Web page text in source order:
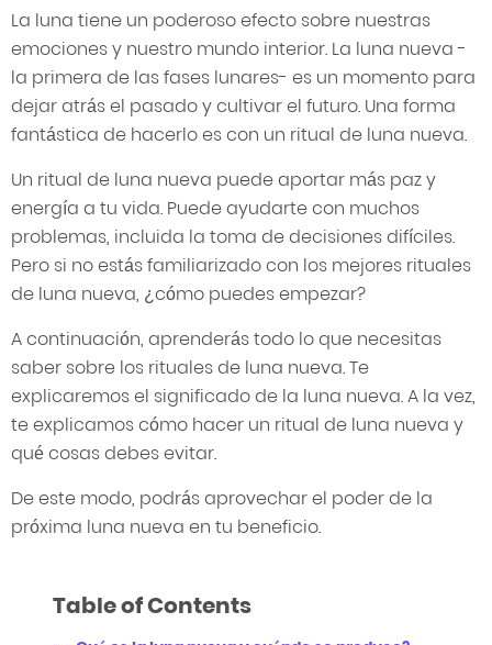
La luna tiene un poderoso efecto sobre nuestras
emociones y nuestro mundo interior. La luna nueva -
la primera de las fases lunares- es un momento para
dejar atrás el pasado y cultivar el futuro. Una forma
fantástica de hacerlo es con un ritual de luna nueva.
Un ritual de luna nueva puede aportar más paz y
energía a tu vida. Puede ayudarte con muchos
problemas, incluida la toma de decisiones difíciles.
Pero si no estás familiarizado con los mejores rituales
de luna nueva, ¿cómo puedes empezar?
A continuación, aprenderás todo lo que necesitas
saber sobre los rituales de luna nueva. Te
explicaremos el significado de la luna nueva. A la vez,
te explicamos cómo hacer un ritual de luna nueva y
qué cosas debes evitar.
De este modo, podrás aprovechar el poder de la
próxima luna nueva en tu beneficio.
Table of Contents